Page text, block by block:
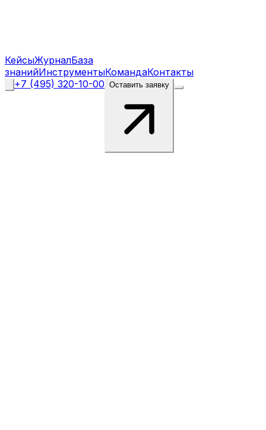
КейсыЖурналБаза
знанийИнструментыКомандаКонтакты
+7 (495) 320-10-00 Оставить заявку